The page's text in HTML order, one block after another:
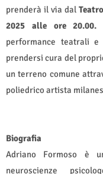
prenderà il via dal
2025 alle ore 20.00.
performance teatrali
prendersi cura del
un terreno comune
poliedrico artista
Biografia
Adriano Formoso è
neuroscienze